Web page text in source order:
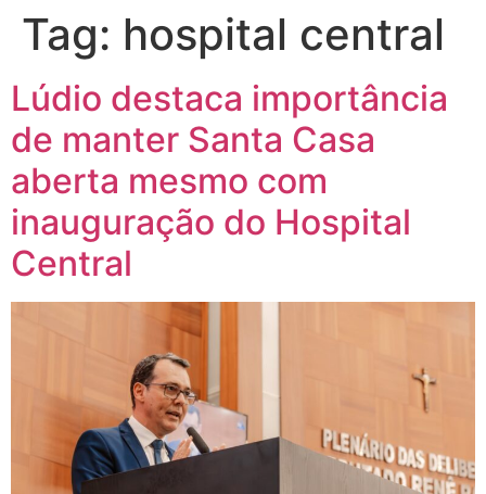
Tag: hospital central
Lúdio destaca importância
de manter Santa Casa
aberta mesmo com
inauguração do Hospital
Central